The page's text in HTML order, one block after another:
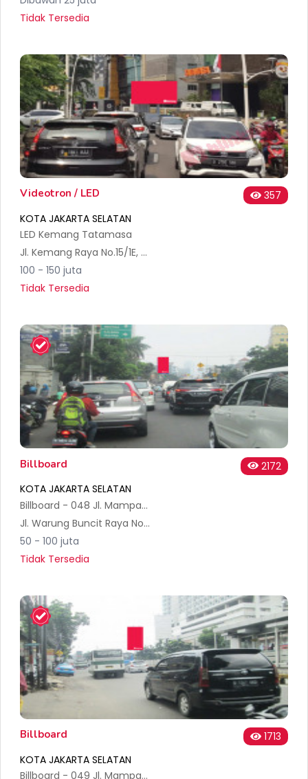
Tidak Tersedia
Videotron / LED
357
KOTA JAKARTA SELATAN
LED Kemang Tatamasa
Jl. Kemang Raya No.15/1E, RT.13/RW.1, Bangka, Kec. Mampang Prpt., Kota Jakarta Selatan, Daerah Khusus Ibukota Jakarta 12720, Indonesia
100 - 150 juta
Tidak Tersedia
Billboard
2172
KOTA JAKARTA SELATAN
Billboard - 048 Jl. Mampang Prapatan (Basmar)
Jl. Warung Buncit Raya No.79, RT.2/RW.1, Duren Tiga, Kec. Pancoran, Kota Jakarta Selatan, Daerah Khusus Ibukota Jakarta 12760, Indonesia
50 - 100 juta
Tidak Tersedia
Billboard
1713
KOTA JAKARTA SELATAN
Billboard - 049 Jl. Mampang Prapatan (Basmar)